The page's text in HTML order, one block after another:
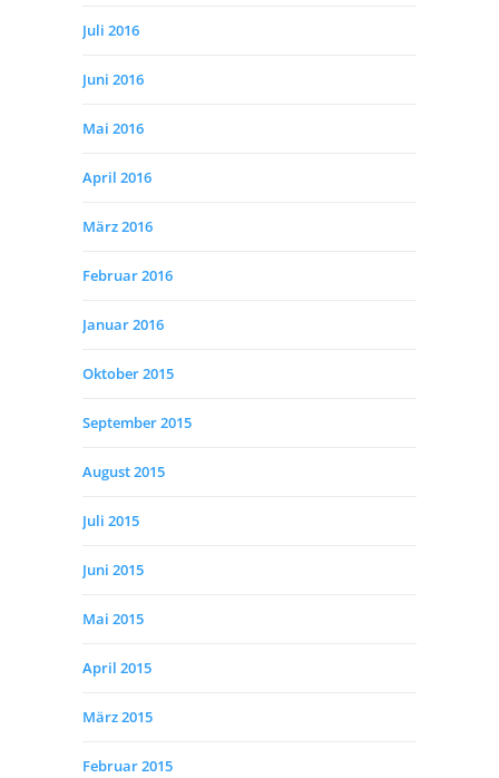
Juli 2016
Juni 2016
Mai 2016
April 2016
März 2016
Februar 2016
Januar 2016
Oktober 2015
September 2015
August 2015
Juli 2015
Juni 2015
Mai 2015
April 2015
März 2015
Februar 2015